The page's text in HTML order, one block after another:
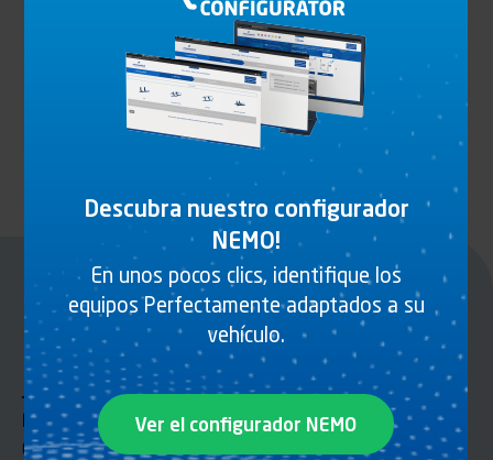
permite ofrecerle productos adecuados.
Contacte con nuestro equipo de ventas
6
FÁBRICAS
En nuestras6 plantas de producción controlamos la calidad de
Descubra nuestro configurador
NEMO!
En unos pocos clics, identifique los
equipos Perfectamente adaptados a su
vehículo.
Ver el configurador NEMO